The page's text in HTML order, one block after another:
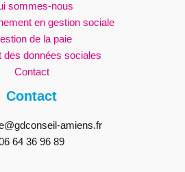
sommes-nous
en gestion sociale
de la paie
des données sociales
Contact
Contact
amiens.fr
64 36 96 89